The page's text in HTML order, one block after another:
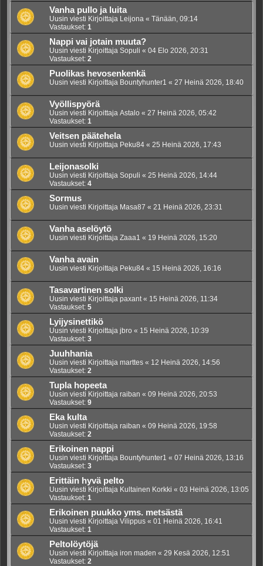
Vanha pullo ja luita
Uusin viesti Kirjoittaja Leijona « Tänään, 09:14
Vastaukset: 1
Nappi vai jotain muuta?
Uusin viesti Kirjoittaja Sopuli « 04 Elo 2026, 20:31
Vastaukset: 2
Puolikas hevosenkenkä
Uusin viesti Kirjoittaja Bountyhunter1 « 27 Heinä 2026, 18:40
Vyöllispyörä
Uusin viesti Kirjoittaja Astalo « 27 Heinä 2026, 05:42
Vastaukset: 1
Veitsen päätehela
Uusin viesti Kirjoittaja Peku84 « 25 Heinä 2026, 17:43
Leijonasolki
Uusin viesti Kirjoittaja Sopuli « 25 Heinä 2026, 14:44
Vastaukset: 4
Sormus
Uusin viesti Kirjoittaja Masa87 « 21 Heinä 2026, 23:31
Vanha aselöytö
Uusin viesti Kirjoittaja Zaaa1 « 19 Heinä 2026, 15:20
Vanha avain
Uusin viesti Kirjoittaja Peku84 « 15 Heinä 2026, 16:16
Tasavartinen solki
Uusin viesti Kirjoittaja paxant« 15 Heinä 2026, 11:34
Vastaukset: 5
Lyijysinettikö
Uusin viesti Kirjoittaja jbro « 15 Heinä 2026, 10:39
Vastaukset: 3
Juuhhania
Uusin viesti Kirjoittaja marttes « 12 Heinä 2026, 14:56
Vastaukset: 2
Tupla hopeeta
Uusin viesti Kirjoittaja raiban « 09 Heinä 2026, 20:53
Vastaukset: 9
Eka kulta
Uusin viesti Kirjoittaja raiban « 09 Heinä 2026, 19:58
Vastaukset: 2
Erikoinen nappi
Uusin viesti Kirjoittaja Bountyhunter1 « 07 Heinä 2026, 13:16
Vastaukset: 3
Erittäin hyvä pelto
Uusin viesti Kirjoittaja Kultainen Korkki « 03 Heinä 2026, 13:05
Vastaukset: 1
Erikoinen puukko yms. metsästä
Uusin viesti Kirjoittaja Vilippus « 01 Heinä 2026, 16:41
Vastaukset: 1
Peltolöytöjä
Uusin viesti Kirjoittaja iron maden « 29 Kesä 2026, 12:51
Vastaukset: 2